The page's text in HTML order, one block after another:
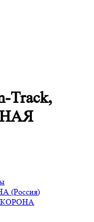
Track,
(Россия)
КОРОНА